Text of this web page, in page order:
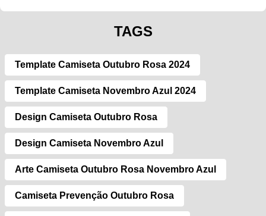
TAGS
Template Camiseta Outubro Rosa 2024
Template Camiseta Novembro Azul 2024
Design Camiseta Outubro Rosa
Design Camiseta Novembro Azul
Arte Camiseta Outubro Rosa Novembro Azul
Camiseta Prevenção Outubro Rosa